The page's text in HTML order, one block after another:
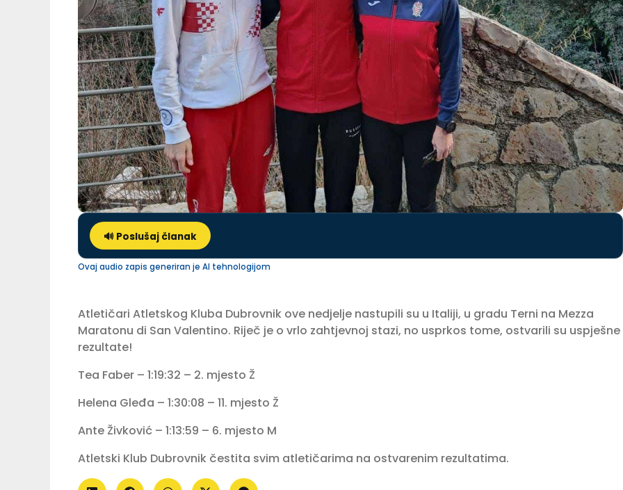
🔊 Poslušaj članak
Ovaj audio zapis generiran je AI tehnologijom
Atletičari Atletskog Kluba Dubrovnik ove nedjelje nastupili su u Italiji, u gradu Terni na Mezza
Maratonu di San Valentino. Riječ je o vrlo zahtjevnoj stazi, no usprkos tome, ostvarili su uspješne
rezultate!
Tea Faber – 1:19:32 – 2. mjesto Ž
Helena Gleđa – 1:30:08 – 11. mjesto Ž
Ante Živković – 1:13:59 – 6. mjesto M
Atletski Klub Dubrovnik čestita svim atletičarima na ostvarenim rezultatima.